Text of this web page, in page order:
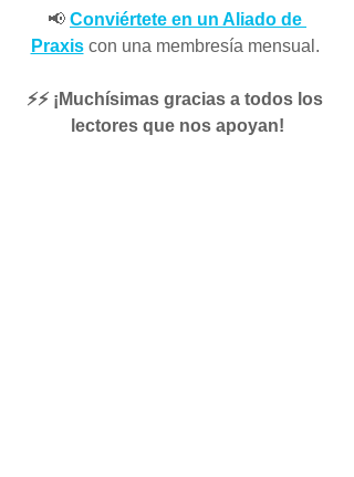
📢 Conviértete en un Aliado de
Praxis con una membresía mensual.
⚡⚡ ¡Muchísimas gracias a todos los
lectores que nos apoyan!